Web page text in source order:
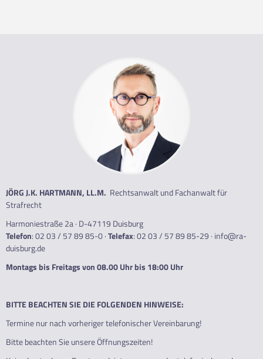
JÖRG J.K. HARTMANN, LL.M. Rechtsanwalt und Fachanwalt für
Strafrecht
Harmoniestraße 2a · D-47119 Duisburg
Telefon:02 03 / 57 89 85-0·Telefax: 02 03 / 57 89 85-29 · info@ra-
duisburg.de
Montags bis Freitags von 08.00 Uhr bis 18:00 Uhr
BITTE BEACHTEN SIE DIE FOLGENDEN HINWEISE:
Termine nur nach vorheriger telefonischer Vereinbarung!
Bitte beachten Sie unsere Öffnungszeiten!